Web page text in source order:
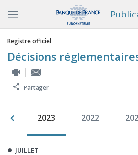
Vous êtes ici
Registre officiel
Décisions
Partager
2023 2022
JUILLET